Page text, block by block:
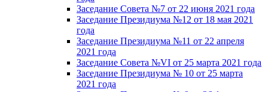
Заседание Совета №7 от 22 июня 2021 года
Заседание Президиума №12 от 18 мая 2021
года
Заседание Президиума №11 от 22 апреля
2021 года
Заседание Совета №VI от 25 марта 2021 года
Заседание Президиума № 10 от 25 марта
2021 года